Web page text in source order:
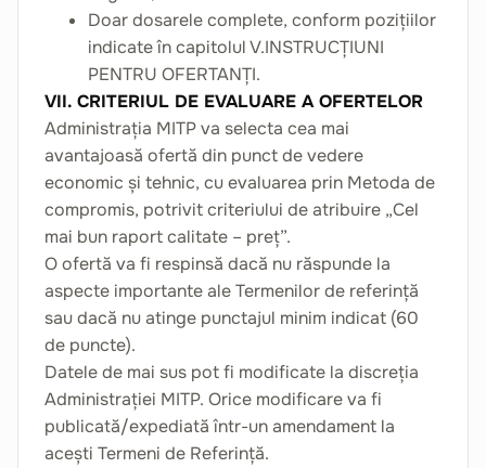
Doar dosarele complete, conform pozițiilor
indicate în capitolul V.INSTRUCȚIUNI
PENTRU OFERTANȚI.
VII. CRITERIUL DE EVALUARE A OFERTELOR
Administrația MITP va selecta cea mai
avantajoasă ofertă din punct de vedere
economic și tehnic, cu evaluarea prin Metoda de
compromis, potrivit criteriului de atribuire „Cel
mai bun raport calitate – preț”.
O ofertă va fi respinsă dacă nu răspunde la
aspecte importante ale Termenilor de referință
sau dacă nu atinge punctajul minim indicat (60
de puncte).
Datele de mai sus pot fi modificate la discreția
Administrației MITP. Orice modificare va fi
publicată/expediată într-un amendament la
acești Termeni de Referință.